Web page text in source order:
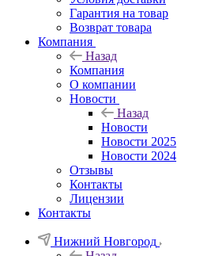
Гарантия на товар
Возврат товара
Компания
Назад
Компания
О компании
Новости
Назад
Новости
Новости 2025
Новости 2024
Отзывы
Контакты
Лицензии
Контакты
Нижний Новгород